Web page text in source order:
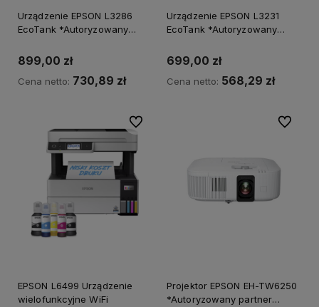
Urządzenie EPSON L3286
EcoTank *Autoryzowany
899,00 zł
Cena netto: 730,89 zł
Urządzenie EPSON L3231
EcoTank *Autoryzowany
699,00 zł
Cena netto: 568,29 zł
EPSON L6499 Urządzenie
wielofunkcyjne WiFi
Do ulubionych
Projektor EPSON EH-TW6250
*Autoryzowany partner
Do